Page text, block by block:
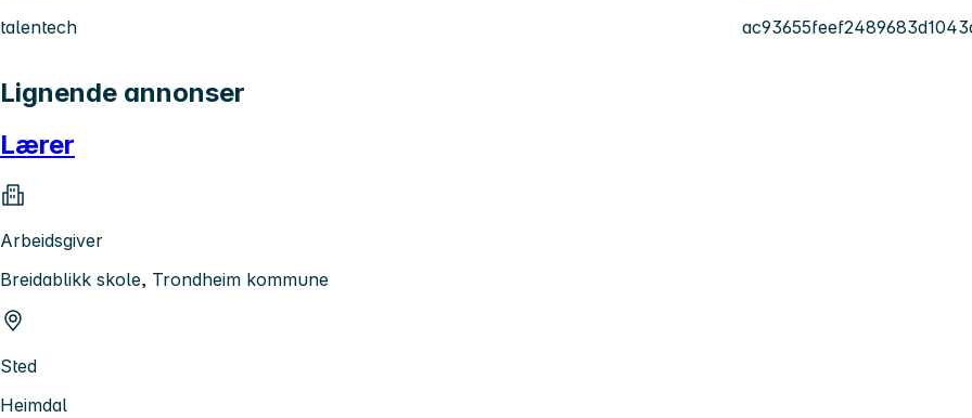
talentech
Lignende annonser
Lærer
Arbeidsgiver
Breidablikk skole, Trondheim kommune
Sted
Heimdal